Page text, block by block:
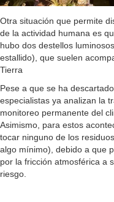
Otra situación que permite
de la actividad humana es
hubo dos destellos
estallido), que suelen
Tierra
Pese a que se ha
especialistas ya analizan la
monitoreo permanente del
Asimismo, para estos
tocar ninguno de los
algo mínimo), debido a que
por la fricción atmosférica a
riesgo.